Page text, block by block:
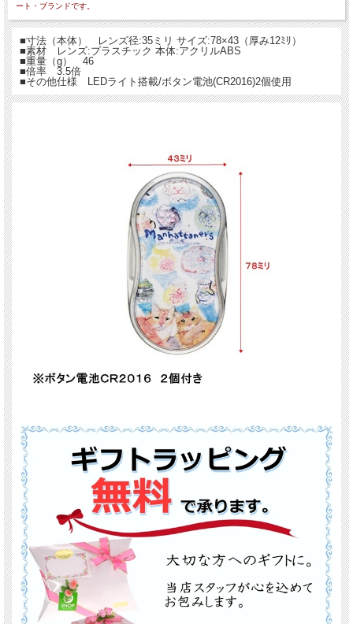
ート・ブランドです。
■寸法（本体） レンズ径:35ミリ サイズ:78×43（厚み12ﾐﾘ）
■素材 レンズ:プラスチック 本体:アクリルABS
■重量（g） 46
■倍率 3.5倍
■その他仕様 LEDライト搭載/ボタン電池(CR2016)2個使用